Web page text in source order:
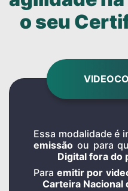
o seu
Essa modalidade é
emissão ou para
Digital fora do
Para emitir por
Carteira Nacional